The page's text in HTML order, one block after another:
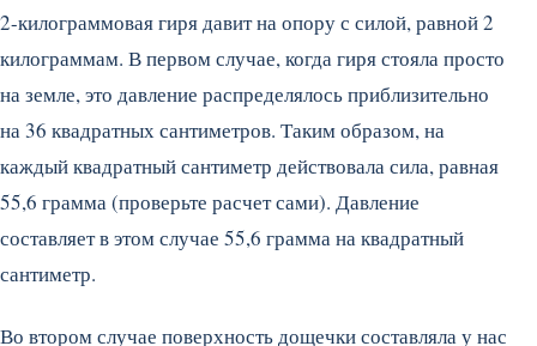
2-килограммовая гиря давит на опору с силой, равной 2
килограммам. В первом случае, когда гиря стояла просто
на земле, это давление распределялось приблизительно
на 36 квадратных сантиметров. Таким образом, на
каждый квадратный сантиметр действовала сила, равная
55,6 грамма (проверьте расчет сами). Давление
составляет в этом случае 55,6 грамма на квадратный
сантиметр.
Во втором случае поверхность дощечки составляла у нас